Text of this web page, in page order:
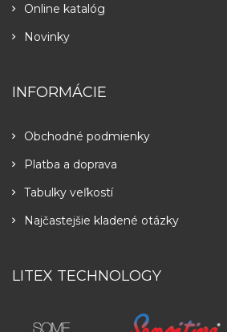
Online katalóg
Novinky
INFORMÁCIE
Obchodné podmienky
Platba a doprava
Tabulky veľkostí
Najčastejšie kladené otázky
LITEX TECHNOLOGY